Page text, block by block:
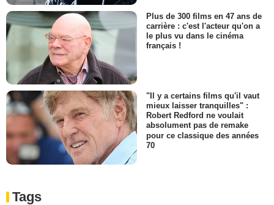
Plus de 300 films en 47 ans de
carrière : c'est l'acteur qu'on a
le plus vu dans le cinéma
français !
"Il y a certains films qu'il vaut
mieux laisser tranquilles" :
Robert Redford ne voulait
absolument pas de remake
pour ce classique des années
70
Tags